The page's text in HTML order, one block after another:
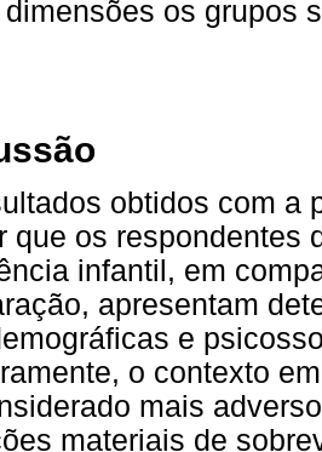
dimensões os grupos
obtidos com a
que os respondentes
infantil, em
apresentam
e
o contexto
mais
materiais de